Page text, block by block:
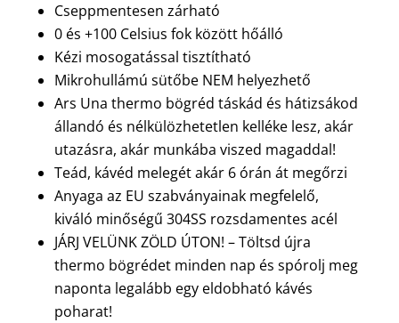
Cseppmentesen zárható
0 és +100 Celsius fok között hőálló
Kézi mosogatással tisztítható
Mikrohullámú sütőbe NEM helyezhető
Ars Una thermo bögréd táskád és hátizsákod
állandó és nélkülözhetetlen kelléke lesz, akár
utazásra, akár munkába viszed magaddal!
Teád, kávéd melegét akár 6 órán át megőrzi
Anyaga az EU szabványainak megfelelő,
kiváló minőségű 304SS rozsdamentes acél
JÁRJ VELÜNK ZÖLD ÚTON! – Töltsd újra
thermo bögrédet minden nap és spórolj meg
naponta legalább egy eldobható kávés
poharat!